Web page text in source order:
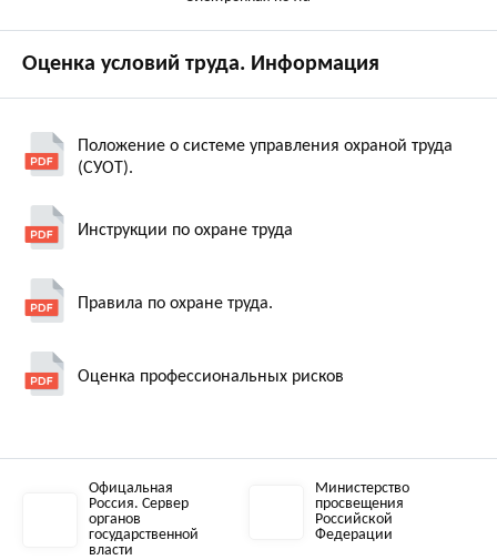
Оценка условий труда. Информация
Положение о системе управления охраной труда
(СУОТ).
Инструкции по охране труда
Правила по охране труда.
Оценка профессиональных рисков
Офицальная
Россия. Сервер
органов
государственной
власти
Министерство
просвещения
Российской
Федерации